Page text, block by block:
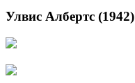
Улвис Албертс (1942)